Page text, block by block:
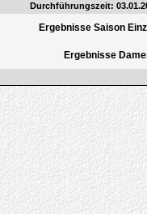
Durchführungszeit:
Ergebnisse Saison
Ergebnisse